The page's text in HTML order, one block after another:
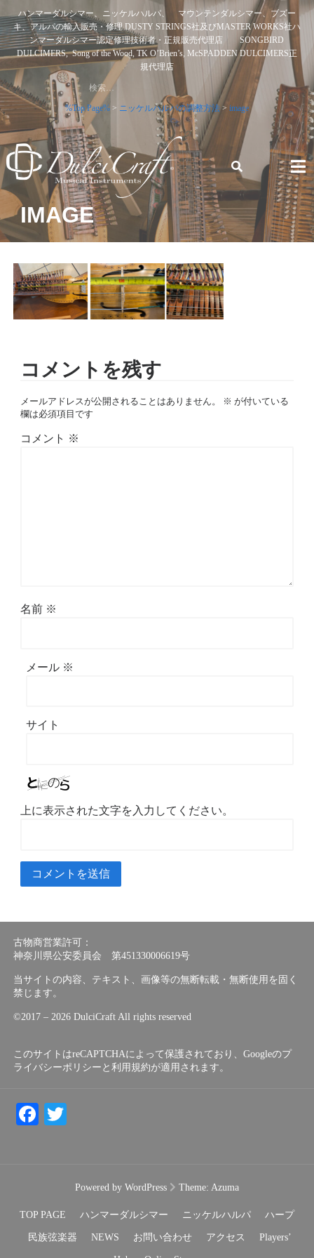
to
content
ハンマーダルシマー、ニッケルハルパ、 マウンテンダルシマー、ブズー
キ、アルパの輸入販売・修理 DUSTY STRINGS社及びMASTER WORKS社ハ
ンマーダルシマー認定修理技術者・正規販売代理店 SONGBIRD
DULCIMERS, Song of the Wood, TK O’Brien’s, McSPADDEN DULCIMERS正
規代理店
索:
%Top Page%> ニッケルハルパの調整方法> image
ハンマーダルシマー、ニッケルハルパ、 マウンテンダルシ
マー、ブズーキ、アルパの輸入販売・修理 DUSTY STRINGS
社及びMASTER WORKS社ハンマーダルシマー認定修理技術
THE WOOD, TK O’BRIEN’S, MCSPADDEN DULCIMERS正規
代理店
IMAGE
コメントを残す
メールアドレスが公開されることはありません。 ※ が付いている
欄は必須項目です
コメント ※
名前 ※
メール ※
サイト
上に表示された文字を入力してください。
古物商営業許可：
神奈川県公安委員会 第451330006619号
当サイトの内容、テキスト、画像等の無断転載・無断使用を固く
禁じます。
©︎2017 – 2026 DulciCraft All rights reserved
このサイトはreCAPTCHAによって保護されており、Googleのプ
ライバシーポリシー と 利用規約が適用されます。
Facebook
Powered by WordPress Theme: Azuma
TOP PAGE ハンマーダルシマー ニッケルハルパ ハープ
民族弦楽器 NEWS お問い合わせ アクセス Players’